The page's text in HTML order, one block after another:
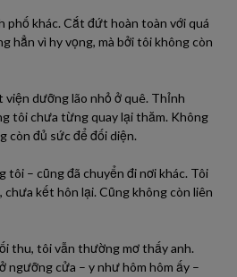
phố khác. Cắt đứt hoàn toàn với quá
hẳn vì hy vọng, mà bởi tôi không còn
dưỡng lão nhỏ ở quê. Thỉnh
tôi chưa từng quay lại thăm. Không
còn đủ sức để đối diện.
tôi – cũng đã chuyển đi nơi khác. Tôi
chưa kết hôn lại. Cũng không còn liên
thu, tôi vẫn thường mơ thấy anh.
ngưỡng cửa – y như hôm hôm ấy –